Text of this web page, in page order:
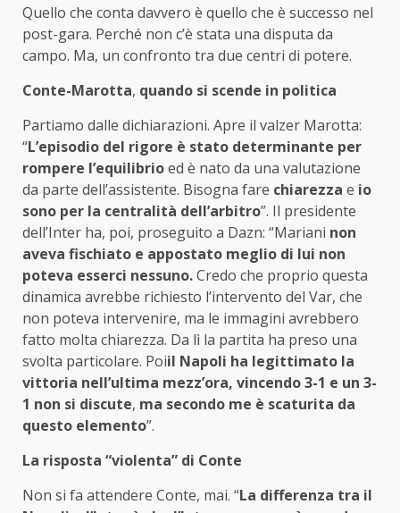
Quello che conta davvero è quello che è successo nel
post-gara. Perché non c’è stata una disputa da
campo. Ma, un confronto tra due centri di potere.
Conte-Marotta, quando si scende in politica
Partiamo dalle dichiarazioni. Apre il valzer Marotta:
“L’episodio del rigore è stato determinante per
rompere l’equilibrioed è nato da una valutazione
da parte dell’assistente. Bisogna fare chiarezza e io
sono per la centralità dell’arbitro”. Il presidente
dell’Inter ha, poi, proseguito a Dazn: “Mariani non
aveva fischiato e appostato meglio di lui non
poteva esserci nessuno.Credo che proprio questa
dinamica avrebbe richiesto l’intervento del Var, che
non poteva intervenire, ma le immagini avrebbero
fatto molta chiarezza. Da lì la partita ha preso una
svolta particolare. Poiil Napoli ha legittimato la
vittoria nell’ultima mezz’ora, vincendo 3-1 e un 3-
1 non si discute, ma secondo me è scaturita da
questo elemento”.
La risposta “violenta” di Conte
Non si fa attendere Conte, mai. “La differenza tra il